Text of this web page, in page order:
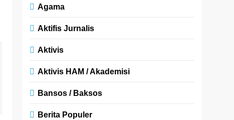
Agama
Aktifis Jurnalis
Aktivis
Aktivis HAM / Akademisi
Bansos / Baksos
Berita Populer